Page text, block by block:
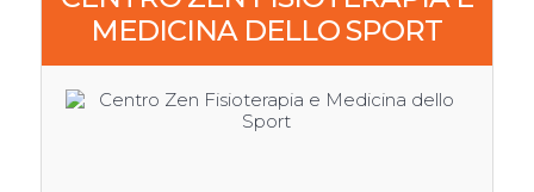
MEDICINA DELLO SPORT